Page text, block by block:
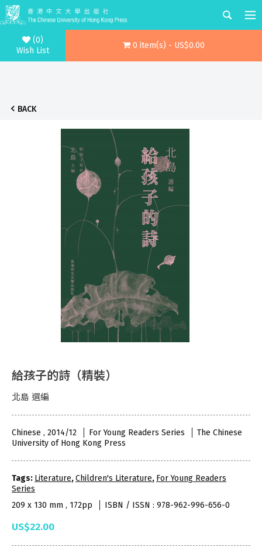
(0)
Wish List
0 item(s) - US$0.00
BACK
給孩子的詩（精裝）
北島 選編
Chinese , 2014/12 For Young Readers Series
The Chinese
University of Hong Kong Press
Tags: Literature,Children's Literature, For Young Readers
Series
209 x 130 mm , 172pp
ISBN / ISSN : 978-962-996-656-0
US$22.00